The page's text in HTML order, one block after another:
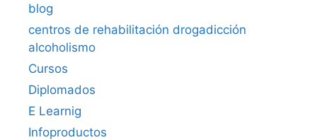
blog
centros de rehabilitación drogadicción
alcoholismo
Cursos
Diplomados
E Learnig
Infoproductos